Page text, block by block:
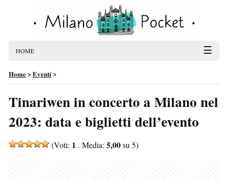
HOME ☰
Home>Eventi>
Tinariwen in concerto a Milano nel
2023: data e biglietti dell’evento
(Voti: 1 . Media: 5,00su 5)